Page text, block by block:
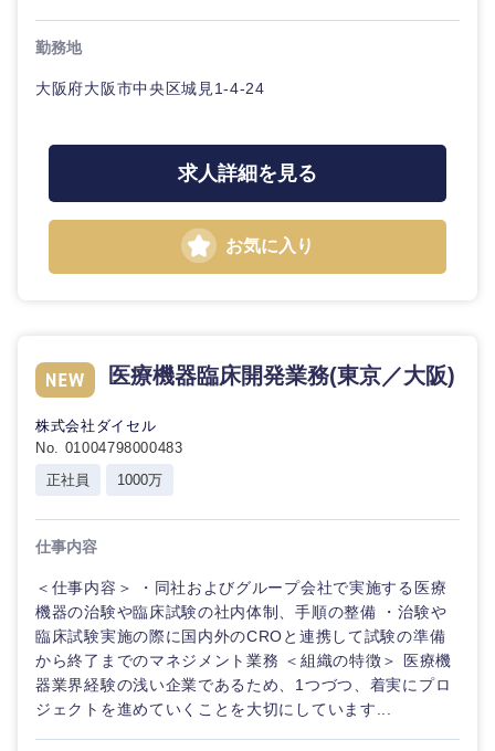
勤務地
大阪府大阪市中央区城見1-4-24
求人詳細を見る
お気に入り
医療機器臨床開発業務(東京／大阪)
株式会社ダイセル
No. 01004798000483
正社員
1000万
仕事内容
＜仕事内容＞ ・同社およびグループ会社で実施する医療
機器の治験や臨床試験の社内体制、手順の整備 ・治験や
臨床試験実施の際に国内外のCROと連携して試験の準備
から終了までのマネジメント業務 ＜組織の特徴＞ 医療機
器業界経験の浅い企業であるため、1つづつ、着実にプロ
ジェクトを進めていくことを大切にしています...